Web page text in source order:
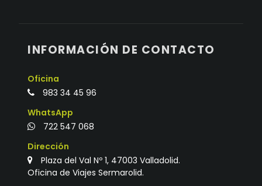
INFORMACIÓN DE CONTACTO
Oficina
983 34 45 96
WhatsApp
722 547 068
Dirección
Plaza del Val Nº 1, 47003 Valladolid.
Oficina de Viajes Sermarolid.